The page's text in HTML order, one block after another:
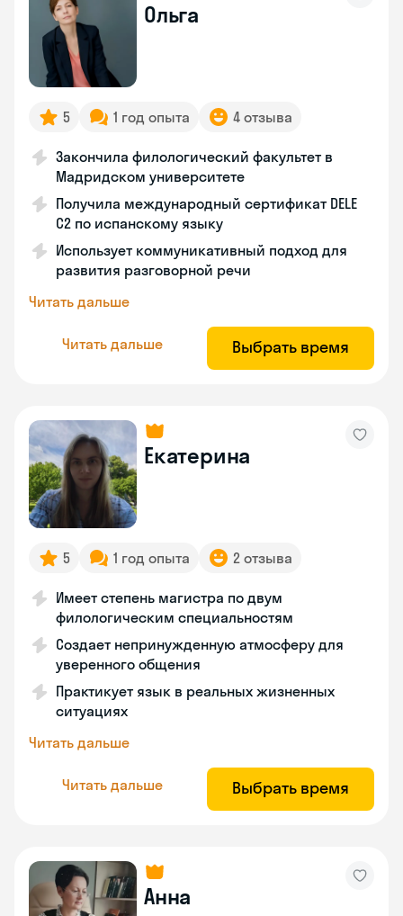
Ольга
5 1 год опыта 4 отзыва
Закончила филологический факультет в
Мадридском университете
Получила международный сертификат DELE
C2 по испанскому языку
Использует коммуникативный подход для
развития разговорной речи
Читать дальше
Читать дальше Выбрать время
Екатерина
5 1 год опыта 2 отзыва
Имеет степень магистра по двум
филологическим специальностям
Создает непринужденную атмосферу для
уверенного общения
Практикует язык в реальных жизненных
ситуациях
Читать дальше
Читать дальше Выбрать время
Анна